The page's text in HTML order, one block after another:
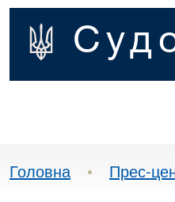
Головна • Прес-